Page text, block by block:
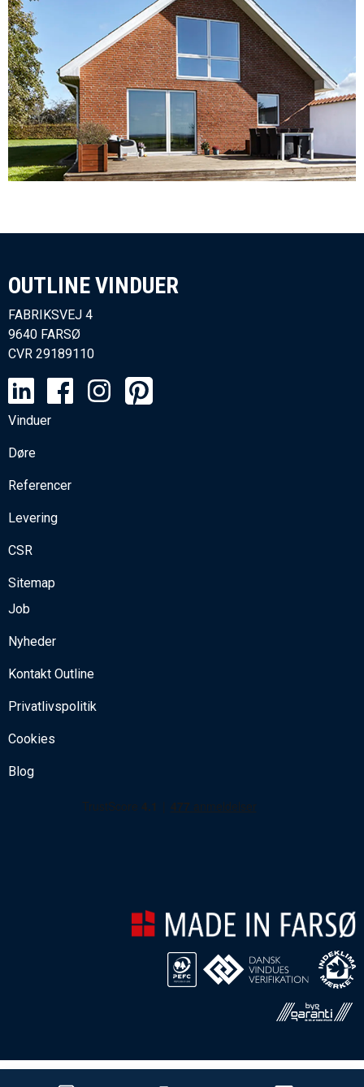
OUTLINE VINDUER​
FABRIKSVEJ 4
9640 FARSØ
CVR 29189110
Vinduer
Døre
Referencer
Levering
CSR
Sitemap
Job
Nyheder
Kontakt Outline
Privatlivspolitik
Cookies
Blog